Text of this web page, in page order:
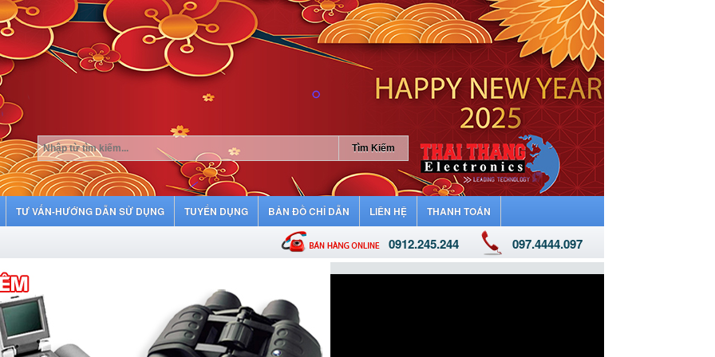
TƯ VẤN-HƯỚNG DẪN SỬ DỤNG TUYỂN DỤNG BẢN ĐỒ CHỈ DẪN LIÊN HỆ THANH TOÁN
0912.245.244 097.4444.097